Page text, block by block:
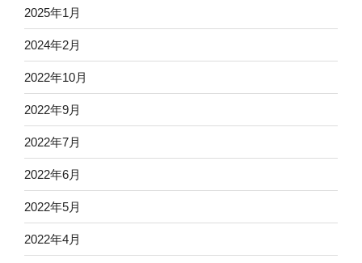
2025年1月
2024年2月
2022年10月
2022年9月
2022年7月
2022年6月
2022年5月
2022年4月